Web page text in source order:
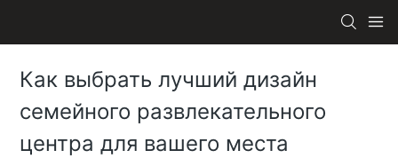
Как выбрать лучший дизайн
семейного развлекательного
центра для вашего места